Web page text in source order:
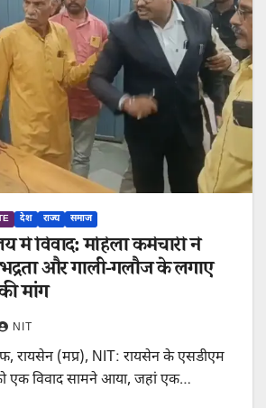
देश राज्य समाज
में विवाद: महिला कर्मचारी ने
और गाली-गलौज के लगाए
मांग
NIT
रायसेन (मप्र), NIT: रायसेन के एसडीएम
एक विवाद सामने आया, जहां एक…